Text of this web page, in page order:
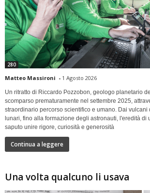
280
Matteo Massironi - 1 Agosto 2026
Un ritratto di Riccardo Pozzobon, geologo planetario
scomparso prematuramente nel settembre 2025,
straordinario percorso scientifico e umano. Dai vulcani
lunari, fino alla formazione degli astronauti, l'eredità di
saputo unire rigore, curiosità e generosità
Continua a leggere
Una volta qualcuno li usava